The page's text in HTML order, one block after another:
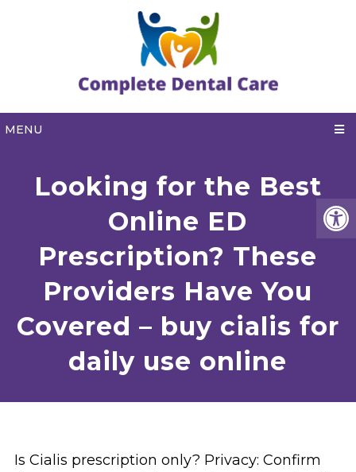
MENU
Looking for the Best
Online ED
Prescription? These
Providers Have You
Covered – buy cialis for
daily use online
Is Cialis prescription only? Privacy: Confirm